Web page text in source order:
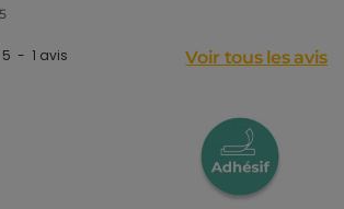
5 - 1 avis Voir tous les avis